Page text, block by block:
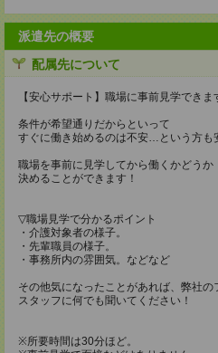
派遣先の概要
配属先について
【安心サポート】職場に事前見学できま
条件が希望通りだからといって
すぐに働き始めるのは不安…という方も
職場を事前に見学してから働くかどうか
決めることができます！
▽職場見学で分かるポイント
・介護対象者の様子。
・先輩職員の様子。
・事務所内の雰囲気。などなど
その他気になったことがあれば、弊社の
スタッフに何でも聞いてください！
※所要時間は30分ほど。